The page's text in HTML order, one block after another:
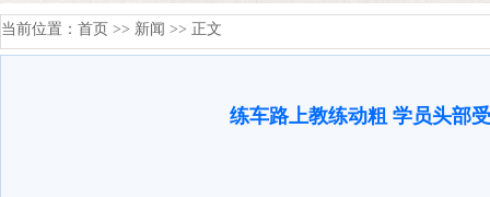
当前位置： 首页 >> 新闻 >> 正文
练车路上教练动粗 学员头部